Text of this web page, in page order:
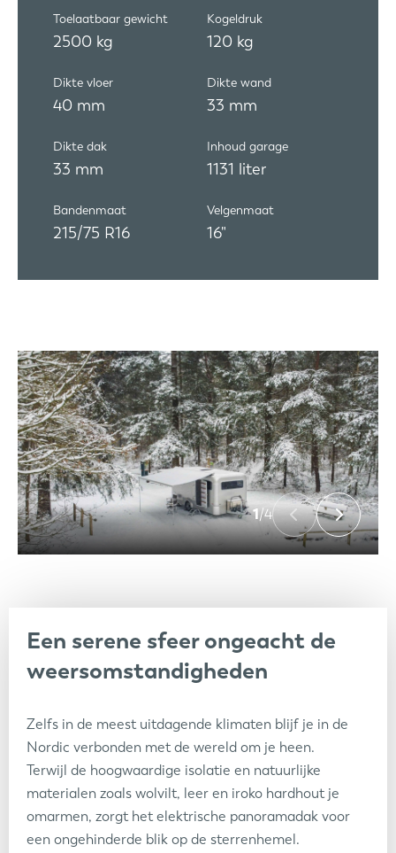
Toelaatbaar gewicht
2500 kg
Kogeldruk
120 kg
Dikte vloer
40 mm
Dikte wand
33 mm
Dikte dak
33 mm
Inhoud garage
1131 liter
Bandenmaat
215/75 R16
Velgenmaat
16"
1/4
Een serene sfeer ongeacht de
weersomstandigheden
Zelfs in de meest uitdagende klimaten blijf je in de
Nordic verbonden met de wereld om je heen.
Terwijl de hoogwaardige isolatie en natuurlijke
materialen zoals wolvilt, leer en iroko hardhout je
omarmen, zorgt het elektrische panoramadak voor
een ongehinderde blik op de sterrenhemel.